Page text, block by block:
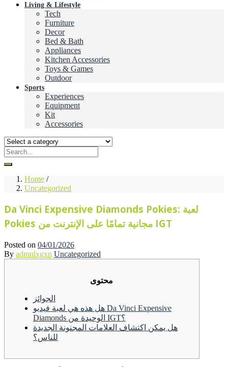
Living & Lifestyle
Tech
Furniture
Decor
Bed & Bath
Appliances
Kitchen Accessories
Toys & Games
Outdoor
Sports
Experiences
Equipment
Kit
Accessories
Home /
Uncategorized
Da Vinci Expensive Diamonds Pokies: لعبة
Pokies مجانية تمامًا على الإنترنت من IGT
Posted on 04/01/2026
By admnlxgxn Uncategorized
محتوى
الجوائز
هل هذه هي لعبة فيديو Da Vinci Expensive
Diamonds الوحيدة من IGT؟
هل يمكن اكتشاف العلامات المجنونة الجديدة
للناس؟